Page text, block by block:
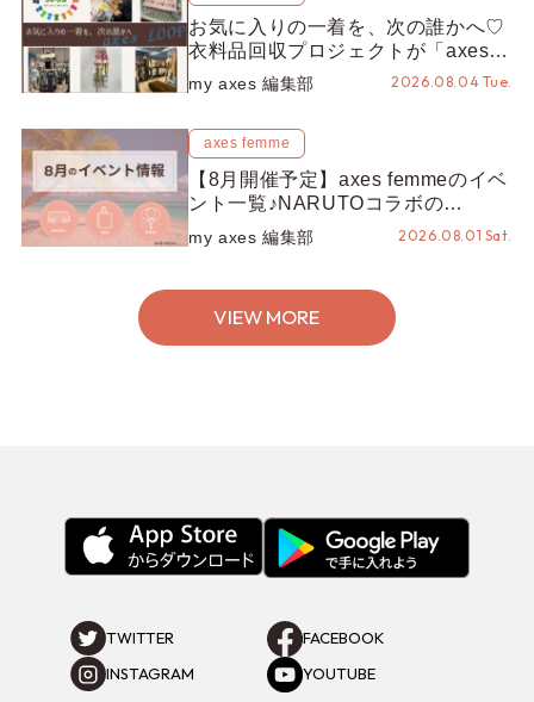
お気に入りの一着を、次の誰かへ♡
衣料品回収プロジェクトが「axes
LOOP」にアップデート！活用する
とポイントが手に入る◎
my axes 編集部 2026.08.04 Tue.
axes femme
【8月開催予定】axes femmeのイベ
ント一覧♪NARUTOコラボの
REZEN POPUPから、プチYour
Stage.、ティーパーティまで！8月
my axes 編集部 2026.08.01 Sat.
VIEW MORE
TWITTER
FACEBOOK
INSTAGRAM
YOUTUBE